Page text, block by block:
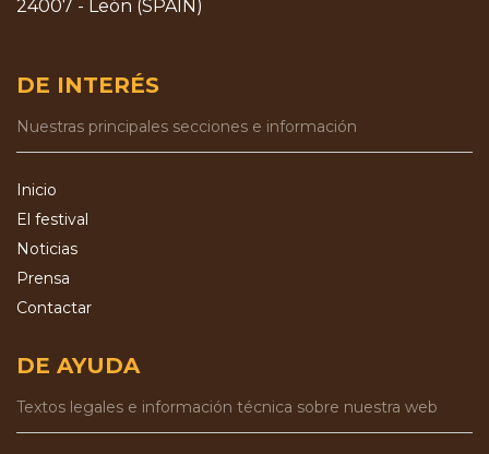
24007 - León (SPAIN)
DE INTERÉS
Nuestras principales secciones e información
Inicio
El festival
Noticias
Prensa
Contactar
DE AYUDA
Textos legales e información técnica sobre nuestra web